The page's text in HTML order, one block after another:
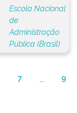
Escola Nacional
de
Administração
Pública (Brasil)
7 ... 9